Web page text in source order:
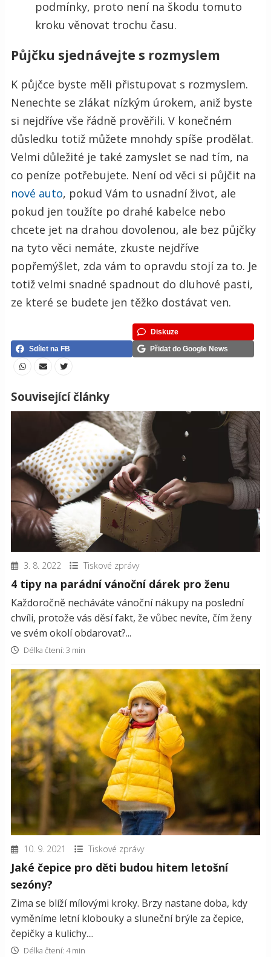
podmínky, proto není na škodu tomuto
kroku věnovat trochu času.
Půjčku sjednávejte s rozmyslem
K půjčce byste měli přistupovat s rozmyslem.
Nenechte se zlákat nízkým úrokem, aniž byste
si nejdříve vše řádně prověřili. V konečném
důsledku totiž můžete mnohdy spíše prodělat.
Velmi důležité je také zamyslet se nad tím, na
co peníze potřebujete. Není od věci si půjčit na
nové auto, pokud Vám to usnadní život, ale
pokud jen toužíte po drahé kabelce nebo
chcete jet na drahou dovolenou, ale bez půjčky
na tyto věci nemáte, zkuste nejdříve
popřemýšlet, zda vám to opravdu stojí za to. Je
totiž velmi snadné spadnout do dluhové pasti,
ze které se budete jen těžko dostávat ven.
Diskuze
Sdílet na FB
Přidat do Google News
Související články
3. 8. 2022 Tiskové zprávy
4 tipy na parádní vánoční dárek pro ženu
Každoročně necháváte vánoční nákupy na poslední
chvíli, protože vás děsí fakt, že vůbec nevíte, čím ženy
ve svém okolí obdarovat?...
Délka čtení: 3 min
10. 9. 2021 Tiskové zprávy
Jaké čepice pro děti budou hitem letošní
sezóny?
Zima se blíží mílovými kroky. Brzy nastane doba, kdy
vyměníme letní klobouky a sluneční brýle za čepice,
čepičky a kulichy....
Délka čtení: 4 min